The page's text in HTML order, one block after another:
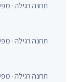
תחנה רגילה · מפעילי אוטובוסים
תחנה רגילה · מפעילי אוטובוסים
תחנה רגילה · מפעילי אוטובוסים